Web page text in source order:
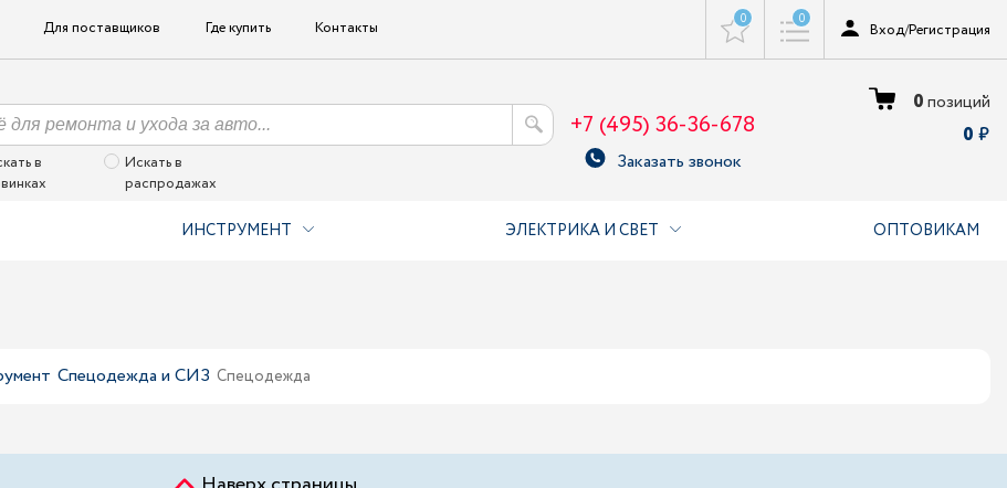
Для поставщиков Где купить Контакты 0 0
Вход/Регистрация
в
Искать в
распродажах
+7 (495) 36-36-678
Заказать звонок
0позиций
0
ИНСТРУМЕНТ ЭЛЕКТРИКА И СВЕТ ОПТОВИКАМ
Спецодежда и СИЗ Спецодежда